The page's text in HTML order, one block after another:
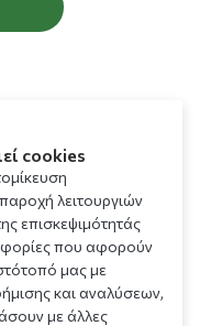
cookies
λειτουργιών
επισκεψιμότητάς
που αφορούν
μας με
και αναλύσεων,
με άλλες